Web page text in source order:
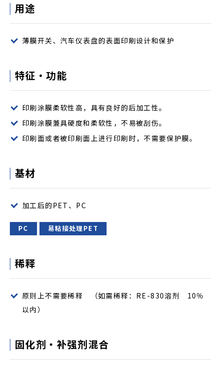
用途
薄膜开关、汽车仪表盘的表面印刷设计和保护
特征・功能
印刷涂膜柔软性高，具有良好的后加工性。
印刷涂膜兼具硬度和柔软性，不易被刮伤。
印刷面或者被印刷面上进行印刷时，不需要保护膜。
基材
加工后的PET、PC
PC 易粘接处理PET
稀释
原则上不需要稀释 （如需稀释：RE-830溶剂 10％
以内）
固化剂・补强剂混合